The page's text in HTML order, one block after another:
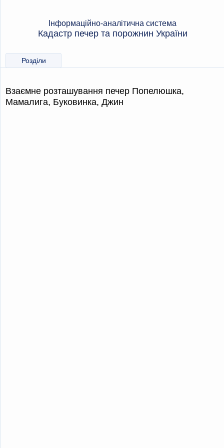
Інформаційно-аналітична система
Кадастр печер та порожнин України
Розділи
Взаємне розташування печер Попелюшка,
Мамалига, Буковинка, Джин